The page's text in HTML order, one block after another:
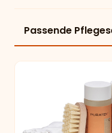
Passende